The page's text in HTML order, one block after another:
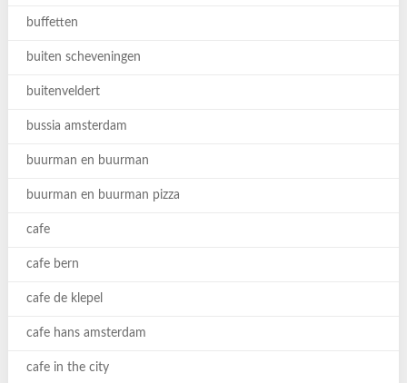
buffetten
buiten scheveningen
buitenveldert
bussia amsterdam
buurman en buurman
buurman en buurman pizza
cafe
cafe bern
cafe de klepel
cafe hans amsterdam
cafe in the city